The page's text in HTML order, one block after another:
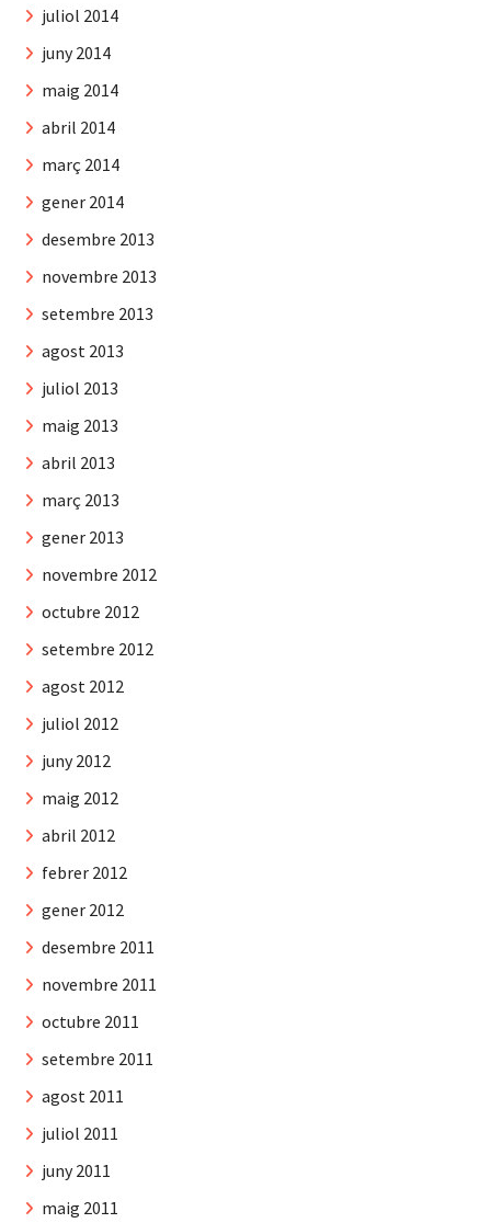
juliol 2014
juny 2014
maig 2014
abril 2014
març 2014
gener 2014
desembre 2013
novembre 2013
setembre 2013
agost 2013
juliol 2013
maig 2013
abril 2013
març 2013
gener 2013
novembre 2012
octubre 2012
setembre 2012
agost 2012
juliol 2012
juny 2012
maig 2012
abril 2012
febrer 2012
gener 2012
desembre 2011
novembre 2011
octubre 2011
setembre 2011
agost 2011
juliol 2011
juny 2011
maig 2011